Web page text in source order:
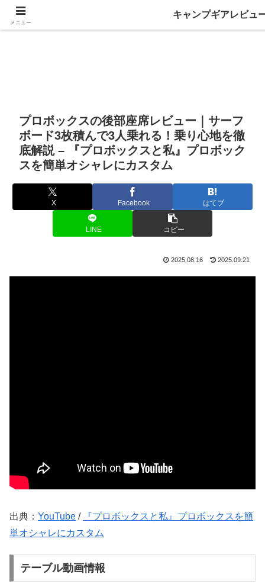
プロボックスの後部座席レビュー｜サーフ
ボード3枚積んで3人乗れる！乗り心地を徹
底解説 – 『プロボックスと私』プロボック
スを簡単オシャレにカスタム
X Facebook はてブ
LINE コピー
2025.08.16 2025.09.21
出典： YouTube /
『プロボックスと私』プロボックスを簡
単オシャレにカスタム
テーブル動画情報
メニュー
キャンプギアレビュ